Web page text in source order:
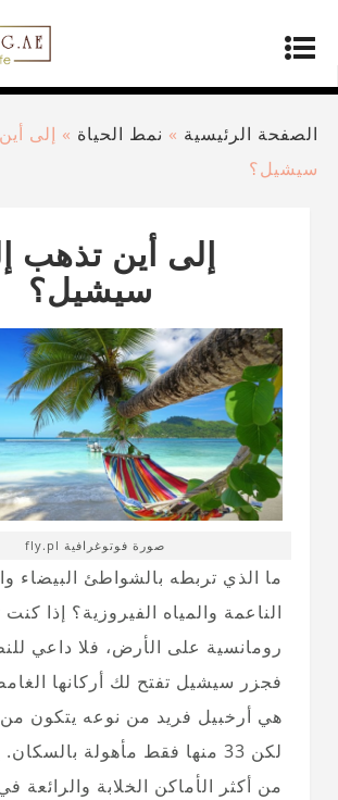
الصفحة الرئيسية » نمط الحياة » إلى
سيشيل؟
إلى أين تذهب
سيشيل؟
صورة فوتوغرافية fly.pl
ما الذي تربطه بالشواطئ البيضاء
الناعمة والمياه الفيروزية؟ إذا
رومانسية على الأرض، فلا داعي
فجزر سيشيل تفتح لك أركانها
لكن 33 منها فقط مأهولة
من أكثر الأماكن الخلابة والرائعة